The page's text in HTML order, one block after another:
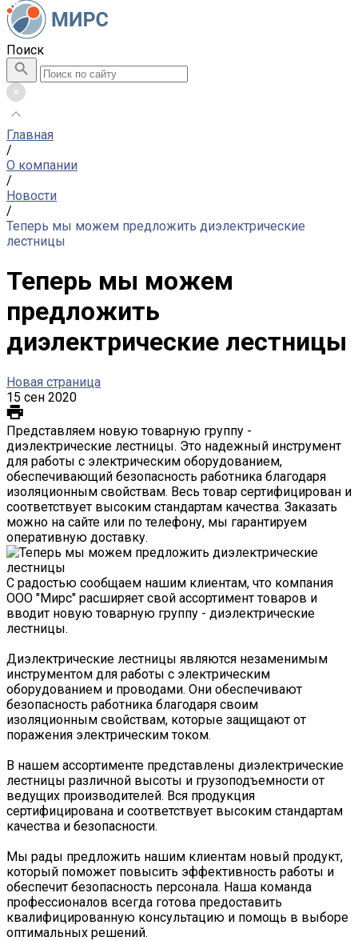
Поиск
Главная
/
О компании
/
Новости
/
Теперь мы можем предложить диэлектрические
лестницы
Теперь мы можем
предложить
диэлектрические лестницы
Новая страница
15 сен 2020
Представляем новую товарную группу -
диэлектрические лестницы. Это надежный инструмент
для работы с электрическим оборудованием,
обеспечивающий безопасность работника благодаря
изоляционным свойствам. Весь товар сертифицирован и
соответствует высоким стандартам качества. Заказать
можно на сайте или по телефону, мы гарантируем
оперативную доставку.
С радостью сообщаем нашим клиентам, что компания
ООО "Мирс" расширяет свой ассортимент товаров и
вводит новую товарную группу - диэлектрические
лестницы.
Диэлектрические лестницы являются незаменимым
инструментом для работы с электрическим
оборудованием и проводами. Они обеспечивают
безопасность работника благодаря своим
изоляционным свойствам, которые защищают от
поражения электрическим током.
В нашем ассортименте представлены диэлектрические
лестницы различной высоты и грузоподъемности от
ведущих производителей. Вся продукция
сертифицирована и соответствует высоким стандартам
качества и безопасности.
Мы рады предложить нашим клиентам новый продукт,
который поможет повысить эффективность работы и
обеспечит безопасность персонала. Наша команда
профессионалов всегда готова предоставить
квалифицированную консультацию и помощь в выборе
оптимальных решений.